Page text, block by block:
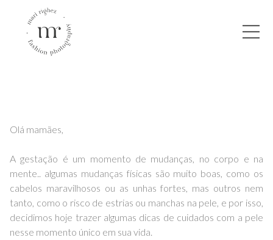
Olá mamães,
A gestação é um momento de mudanças, no corpo e na
mente.. algumas mudanças físicas são muito boas, como os
cabelos maravilhosos ou as unhas fortes, mas outros nem
tanto, como o risco de estrias ou manchas na pele, e por isso,
decidimos hoje trazer algumas dicas de cuidados com a pele
nesse momento único em sua vida.